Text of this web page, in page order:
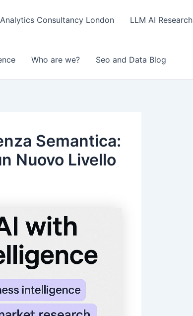
Consultancy London LLM AI Research
Who are we? Seo and Data Blog
Semantica:
Nuovo Livello